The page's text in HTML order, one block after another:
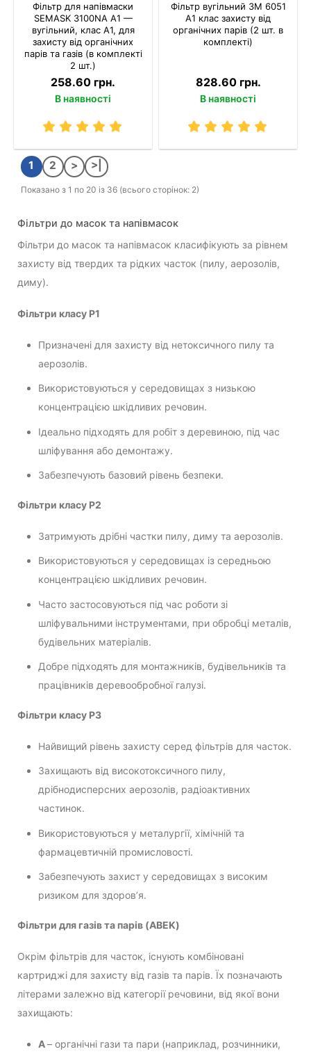
Фільтр для напівмаски
SEMASK 3100NA A1 —
вугільний, клас A1, для
захисту від органічних
парів та газів (в комплекті
2 шт.)
258.60 грн.
В наявності
Фільтр вугільний 3M 6051
A1 клас захисту від
органічних парів (2 шт. в
комплекті)
828.60 грн.
В наявності
1 2 > >|
Показано з 1 по 20 із 36 (всього сторінок: 2)
Фільтри до масок та напівмасок
Фільтри до масок та напівмасок класифікують за рівнем
захисту від твердих та рідких часток (пилу, аерозолів,
диму).
Фільтри класу P1
Призначені для захисту від нетоксичного пилу та
аерозолів.
Використовуються у середовищах з низькою
концентрацією шкідливих речовин.
Ідеально підходять для робіт з деревиною, під час
шліфування або демонтажу.
Забезпечують базовий рівень безпеки.
Фільтри класу P2
Затримують дрібні частки пилу, диму та аерозолів.
Використовуються у середовищах із середньою
концентрацією шкідливих речовин.
Часто застосовуються під час роботи зі
шліфувальними інструментами, при обробці металів,
будівельних матеріалів.
Добре підходять для монтажників, будівельників та
працівників деревообробної галузі.
Фільтри класу P3
Найвищий рівень захисту серед фільтрів для часток.
Захищають від високотоксичного пилу,
дрібнодисперсних аерозолів, радіоактивних
частинок.
Використовуються у металургії, хімічній та
фармацевтичній промисловості.
Забезпечують захист у середовищах з високим
ризиком для здоров’я.
Фільтри для газів та парів (ABEK)
Окрім фільтрів для часток, існують комбіновані
картриджі для захисту від газів та парів. Їх позначають
літерами залежно від категорії речовини, від якої вони
захищають:
A– органічні гази та пари (наприклад, розчинники,